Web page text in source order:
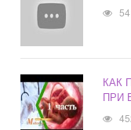
КАК
ПРИ